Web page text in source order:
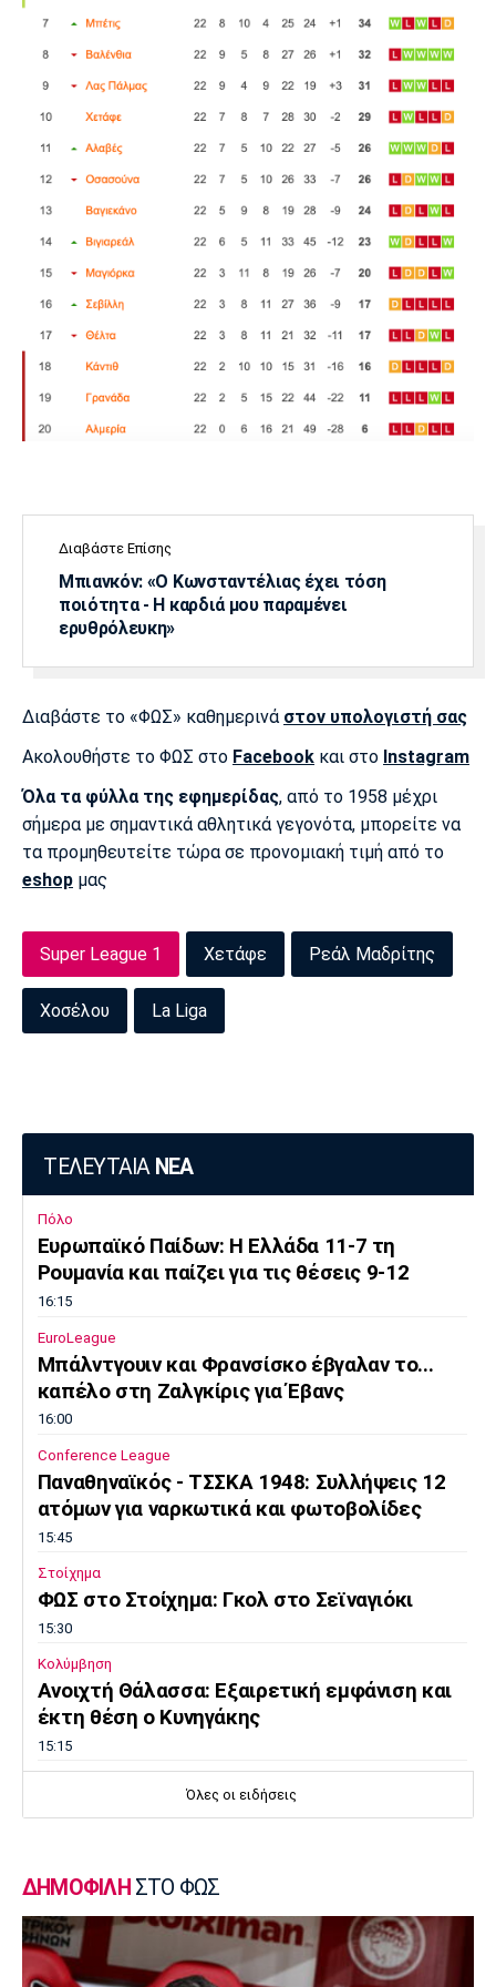
Διαβάστε Επίσης
Μπιανκόν: «Ο Κωνσταντέλιας έχει τόση
ποιότητα - Η καρδιά μου παραμένει
ερυθρόλευκη»
Διαβάστε το «ΦΩΣ» καθημερινά στον υπολογιστή σας
Ακολουθήστε το ΦΩΣ στο Facebook και στο Instagram
Όλα τα φύλλα της εφημερίδας, από το 1958 μέχρι
σήμερα με σημαντικά αθλητικά γεγονότα, μπορείτε να
τα προμηθευτείτε τώρα σε προνομιακή τιμή από το
eshop μας
Super League 1 Χετάφε Ρεάλ Μαδρίτης
Χοσέλου La Liga
ΤΕΛΕΥΤΑΙΑ ΝΕΑ
Πόλο
Ευρωπαϊκό Παίδων: Η Ελλάδα 11-7 τη
Ρουμανία και παίζει για τις θέσεις 9-12
16:15
EuroLeague
Μπάλντγουιν και Φρανσίσκο έβγαλαν το...
καπέλο στη Ζαλγκίρις για Έβανς
16:00
Conference League
Παναθηναϊκός - ΤΣΣΚΑ 1948: Συλλήψεις 12
ατόμων για ναρκωτικά και φωτοβολίδες
15:45
Στοίχημα
ΦΩΣ στο Στοίχημα: Γκολ στο Σεϊναγιόκι
15:30
Κολύμβηση
Ανοιχτή Θάλασσα: Εξαιρετική εμφάνιση και
έκτη θέση ο Κυνηγάκης
15:15
Γιατί ο Ολυμπιακός δεν ανησυχεί από την
Champions League
Ολυμπιακός: Μέχρι τη Δευτέρα διαθέσιμα τα
εισιτήρια με Ναϊμέγκεν
14:50
Όλες οι ειδήσεις
ΔΗΜΟΦΙΛΗΣΤΟ ΦΩΣ